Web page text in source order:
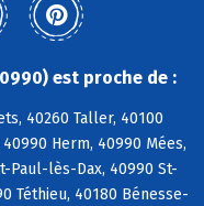
est proche de :
40260 Taller, 40100
Herm, 40990 Mées,
Paul-lès-Dax, 40990 St-
Téthieu, 40180 Bénesse-